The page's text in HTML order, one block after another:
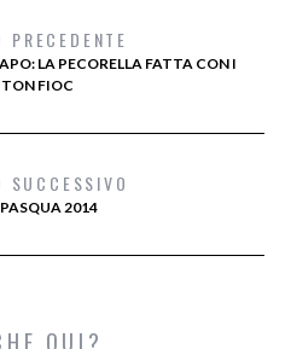
PRECEDENTE
LA PECORELLA FATTA CON I
FIOC
SUCCESSIVO
2014
QUI?